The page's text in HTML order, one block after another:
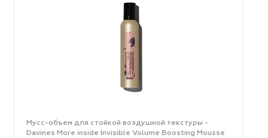
Мусс-объем для стойкой воздушной текстуры -
Davines More inside Invisible Volume Boosting Mousse